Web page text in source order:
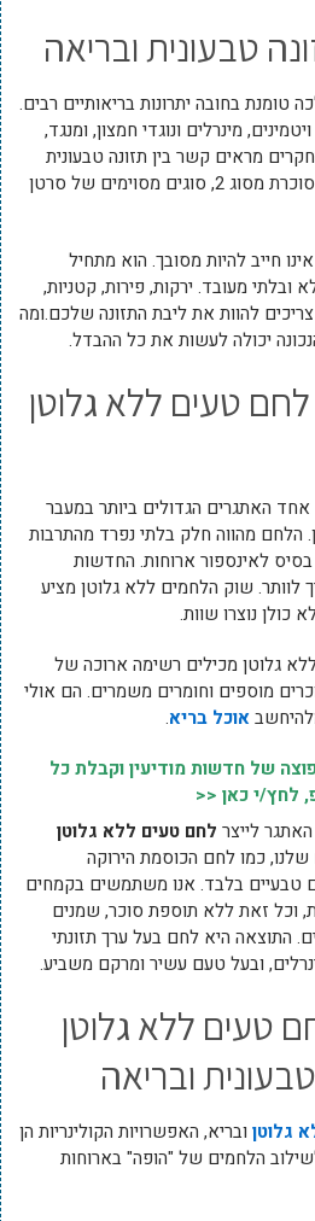
טבעונית ובריאה
טומנת בחובה יתרונות בריאותיים רבים.
מינרלים ונוגדי חמצון, ומנגד,
מראים קשר בין תזונה טבעונית
להפחתת הסיכון למחלות לב, סוכרת מסוג 2, סוגים מסוימים של סרטן
אינו חייב להיות מסובך. הוא מתחיל
מעובד. ירקות, פירות, קטניות,
להוות את ליבת התזונה שלכם.ומה
יכולה לעשות את כל ההבדל.
טעים ללא גלוטן
אחד האתגרים הגדולים ביותר במעבר
הלחם מהווה חלק בלתי נפרד מהתרבות
לאינספור ארוחות. החדשות
לוותר. שוק הלחמים ללא גלוטן מציע
כולן נוצרו שוות.
גלוטן מכילים רשימה ארוכה של
מוספים וחומרים משמרים. הם אולי
אוכל בריא.
של חדשות מודיעין וקבלת כל
לחץ/י כאן <<
לייצר לחם טעים ללא גלוטן
כמו לחם הכוסמת הירוקה
טבעיים בלבד. אנו משתמשים בקמחים
וכל זאת ללא תוספת סוכר, שמנים
התוצאה היא לחם בעל ערך תזונתי
ובעל טעם עשיר ומרקם משביע.
טעים ללא גלוטן
ובריאה
גלוטן ובריא, האפשרויות הקולינריות הן
הלחמים של "הופה" בארוחות